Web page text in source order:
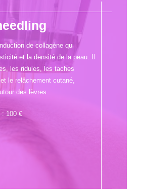
de collagène qui
et la densité de la peau. Il
les ridules, les taches
le relâchement cutané,
des lèvres
: 100 €